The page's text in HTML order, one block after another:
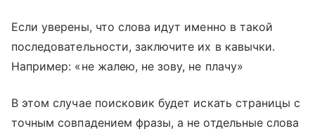
Если уверены, что слова идут именно в такой
последовательности, заключите их в кавычки.
Например: «не жалею, не зову, не плачу»
В этом случае поисковик будет искать страницы с
точным совпадением фразы, а не отдельные слова